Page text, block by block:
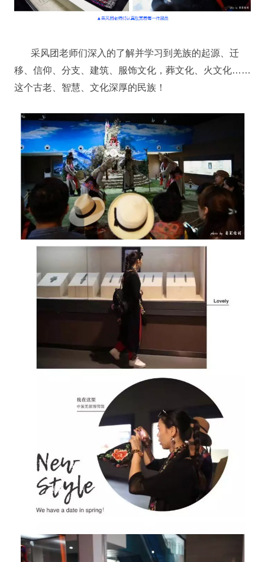
采风团老师们深入的了解并学习到羌族的起源、迁
移、信仰、分支、建筑、服饰文化，葬文化、火文化……
这个古老、智慧、文化深厚的民族！